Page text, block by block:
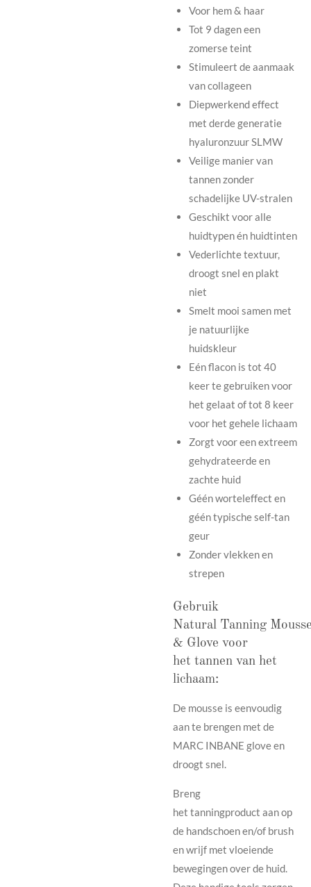
Voor hem & haar
Tot 9 dagen een
zomerse teint
Stimuleert de aanmaak
van collageen
Diepwerkend effect
met derde generatie
hyaluronzuur SLMW
Veilige manier van
tannen zonder
schadelijke UV-stralen
Geschikt voor alle
huidtypen én huidtinten
Vederlichte textuur,
droogt snel en plakt
niet
Smelt mooi samen met
je natuurlijke
huidskleur
Eén flacon is tot 40
keer te gebruiken voor
het gelaat of tot 8 keer
voor het gehele lichaam
Zorgt voor een extreem
gehydrateerde en
zachte huid
Géén worteleffect en
géén typische self-tan
geur
Zonder vlekken en
strepen
Gebruik
Natural Tanning
& Glove voor
het tannen van het
lichaam:
De mousse is eenvoudig
aan te brengen met de
MARC INBANE glove en
droogt snel.
Breng
het tanningproduct aan op
de handschoen en/of brush
en wrijf met vloeiende
bewegingen over de huid.